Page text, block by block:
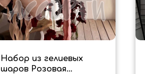
Набор из гелиевых
шаров Розовая